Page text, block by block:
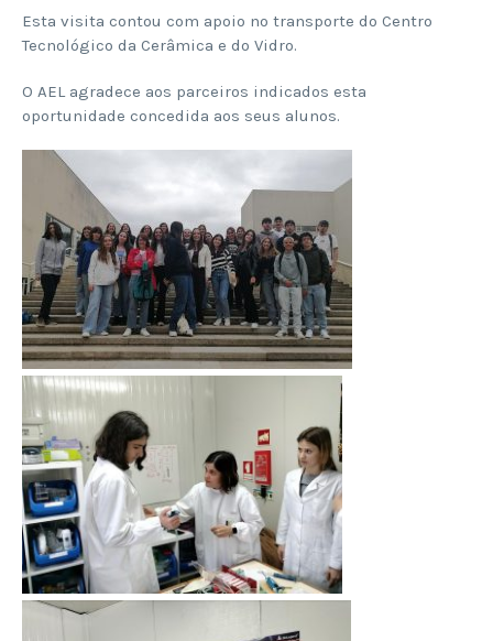
Esta visita contou com apoio no transporte do Centro
Tecnológico da Cerâmica e do Vidro.
O AEL agradece aos parceiros indicados esta
oportunidade concedida aos seus alunos.